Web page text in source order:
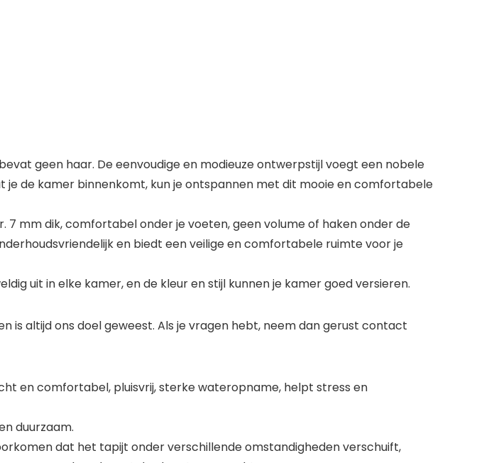
geen haar. De eenvoudige en modieuze ontwerpstijl voegt een nobele
je de kamer binnenkomt, kun je ontspannen met dit mooie en comfortabele
mm dik, comfortabel onder je voeten, geen volume of haken onder de
en biedt een veilige en comfortabele ruimte voor je
uit in elke kamer, en de kleur en stijl kunnen je kamer goed versieren.
is altijd ons doel geweest. Als je vragen hebt, neem dan gerust contact
en comfortabel, pluisvrij, sterke wateropname, helpt stress en
duurzaam.
dat het tapijt onder verschillende omstandigheden verschuift,